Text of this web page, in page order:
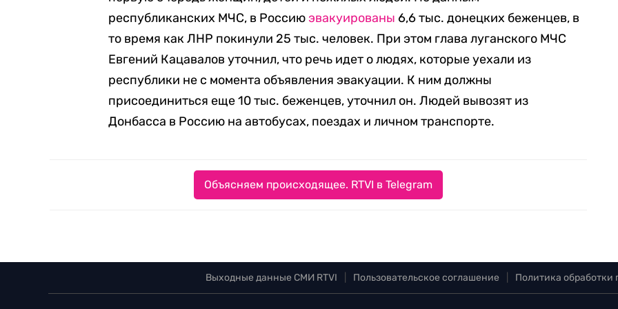
республиканских МЧС, в Россию эвакуированы 6,6 тыс. донецких беженцев, в
то время как ЛНР покинули 25 тыс. человек. При этом глава луганского МЧС
Евгений Кацавалов уточнил, что речь идет о людях, которые уехали из
республики не с момента объявления эвакуации. К ним должны
присоединиться еще 10 тыс. беженцев, уточнил он. Людей вывозят из
Донбасса в Россию на автобусах, поездах и личном транспорте.
Объясняем происходящее. RTVI в Telegram
Выходные данные СМИ RTVI Пользовательское соглашение Политика